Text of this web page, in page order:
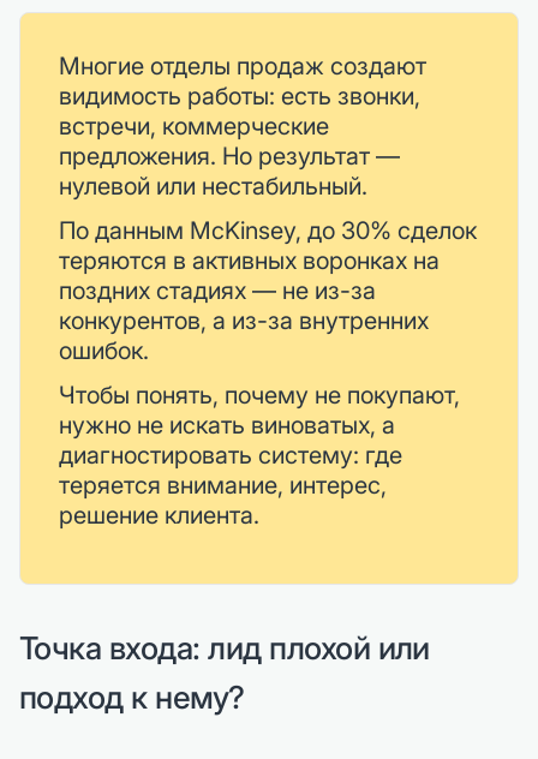
Многие отделы продаж создают
видимость работы: есть звонки,
встречи, коммерческие
предложения. Но результат —
нулевой или нестабильный.
По данным McKinsey, до 30% сделок
теряются в активных воронках на
поздних стадиях — не из-за
конкурентов, а из-за внутренних
ошибок.
Чтобы понять, почему не покупают,
нужно не искать виноватых, а
диагностировать систему: где
теряется внимание, интерес,
решение клиента.
Точка входа: лид плохой или
подход к нему?